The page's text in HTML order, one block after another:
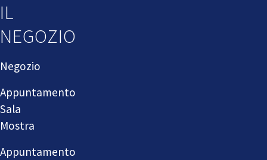
IL
NEGOZIO
Negozio
Appuntamento
Sala
Mostra
Appuntamento